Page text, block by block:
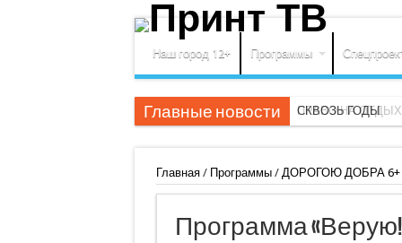
Наш город 12+ Программы
Главные новости СКВОЗЬ ГОДЫ
Главная/ Программы/ ДОРОГОЮ ДОБРА 6+
Программа «Верую!»